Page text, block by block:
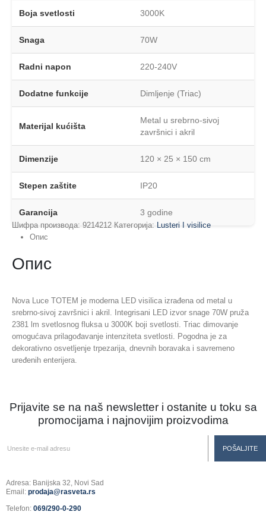
Boja svetlosti 3000K
Snaga 70W
Radni napon 220-240V
Dodatne funkcije Dimljenje (Triac)
Materijal kućišta
Metal u srebrno-sivoj
završnici i akril
Dimenzije 120 × 25 × 150 cm
Stepen zaštite IP20
Garancija 3 godine
Шифра производа: 9214212 Категорија: Lusteri I visilice
Опис
Опис
Nova Luce TOTEM je moderna LED visilica izrađena od metal u
srebrno-sivoj završnici i akril. Integrisani LED izvor snage 70W pruža
2381 lm svetlosnog fluksa u 3000K boji svetlosti. Triac dimovanje
omogućava prilagođavanje intenziteta svetlosti. Pogodna je za
dekorativno osvetljenje trpezarija, dnevnih boravaka i savremeno
uređenih enterijera.
Prijavite se na naš newsletter i ostanite u toku sa
promocijama i najnovijim proizvodima
Adresa: Banijska 32, Novi Sad
Email: prodaja@rasveta.rs
Telefon: 069/290-0-290